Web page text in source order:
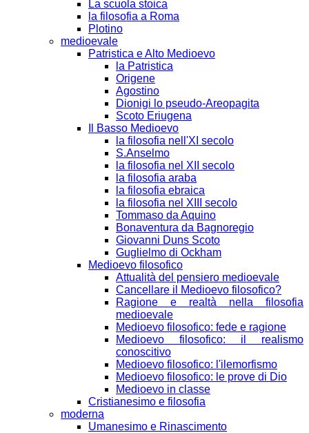
La scuola stoica
la filosofia a Roma
Plotino
medioevale
Patristica e Alto Medioevo
la Patristica
Origene
Agostino
Dionigi lo pseudo-Areopagita
Scoto Eriugena
Il Basso Medioevo
la filosofia nell'XI secolo
S.Anselmo
la filosofia nel XII secolo
la filosofia araba
la filosofia ebraica
la filosofia nel XIII secolo
Tommaso da Aquino
Bonaventura da Bagnoregio
Giovanni Duns Scoto
Guglielmo di Ockham
Medioevo filosofico
Attualità del pensiero medioevale
Cancellare il Medioevo filosofico?
Ragione e realtà nella filosofia
medioevale
Medioevo filosofico: fede e ragione
Medioevo filosofico: il realismo
conoscitivo
Medioevo filosofico: l'ilemorfismo
Medioevo filosofico: le prove di Dio
Medioevo in classe
Cristianesimo e filosofia
moderna
Umanesimo e Rinascimento